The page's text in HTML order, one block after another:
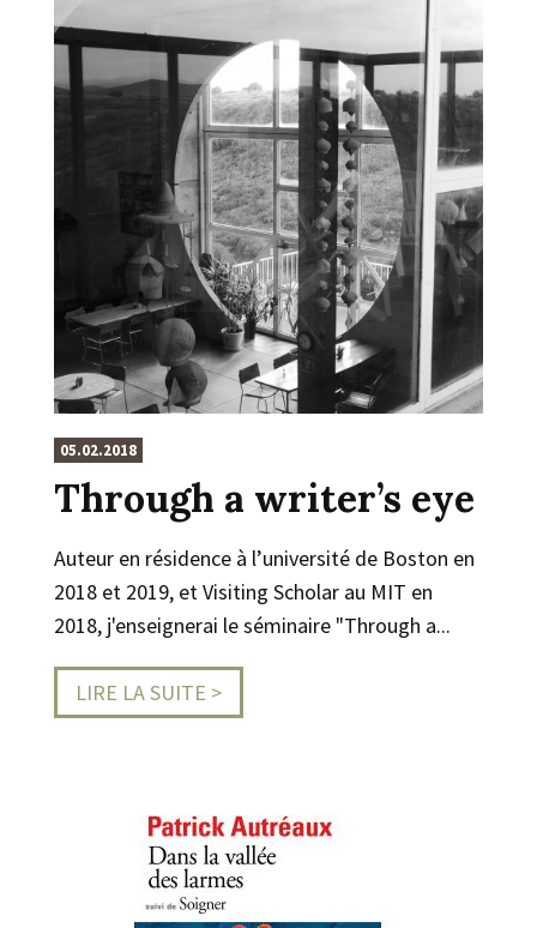
05.02.2018
Through a writer’s eye
Auteur en résidence à l’université de Boston en
2018 et 2019, et Visiting Scholar au MIT en
2018, j'enseignerai le séminaire "Through a...
LIRE LA SUITE >